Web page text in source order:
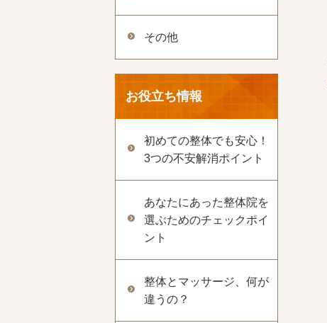
その他
お役立ち情報
初めての整体でも安心！
3つの不安解消ポイント
あなたにあった整体院を
選ぶためのチェックポイ
ント
整体とマッサージ、何が
違うの？